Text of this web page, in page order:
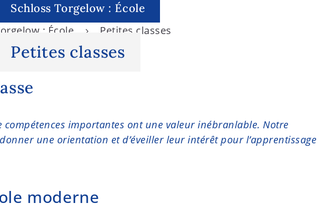
Schloss Torgelow : École
Petites classes
: École Petites classes
importantes ont une valeur inébranlable. Notre
une orientation et d’éveiller leur intérêt pour l’apprentissage
moderne